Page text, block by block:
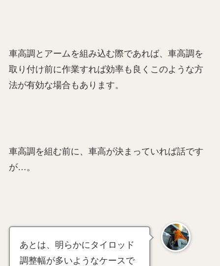
車高調とアームを組み込む際であれば、車高調を
取り付け前に作業すれば効率も良くこのような方
法が有効な場合もあります。
車高調を組む前に、車高が決まっていれば話です
が…。
あとは、明らかにタイロッド
調整幅が多いようなケースで